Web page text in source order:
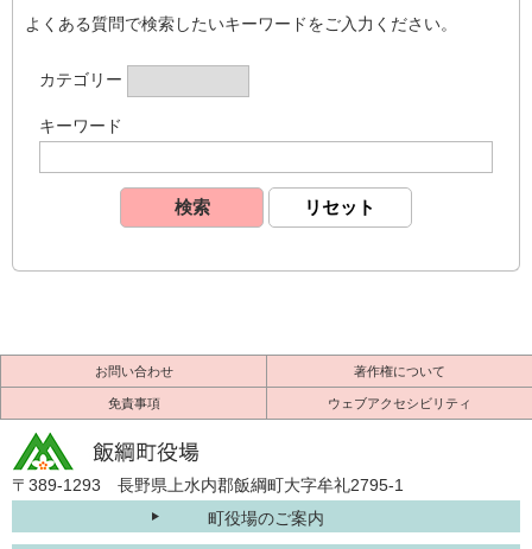
よくある質問で検索したいキーワードをご入力ください。
カテゴリー
キーワード
お問い合わせ 著作権について
免責事項 ウェブアクセシビリティ
〒389-1293 長野県上水内郡飯綱町大字牟礼2795-1
町役場のご案内